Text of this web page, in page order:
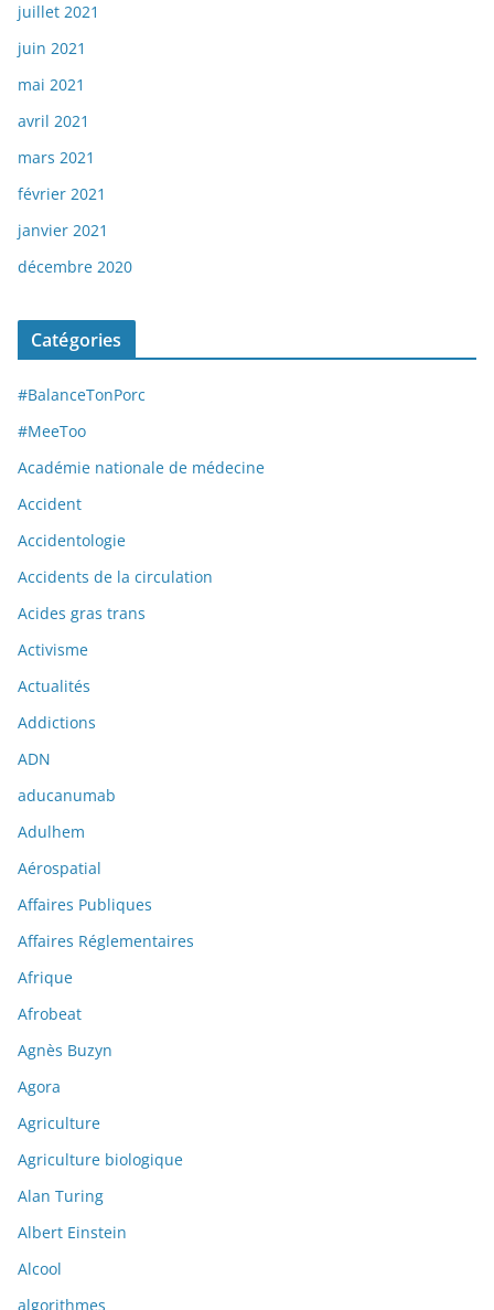
juillet 2021
juin 2021
mai 2021
avril 2021
mars 2021
février 2021
janvier 2021
décembre 2020
Catégories
#BalanceTonPorc
#MeeToo
Académie nationale de médecine
Accident
Accidentologie
Accidents de la circulation
Acides gras trans
Activisme
Actualités
Addictions
ADN
aducanumab
Adulhem
Aérospatial
Affaires Publiques
Affaires Réglementaires
Afrique
Afrobeat
Agnès Buzyn
Agora
Agriculture
Agriculture biologique
Alan Turing
Albert Einstein
Alcool
algorithmes